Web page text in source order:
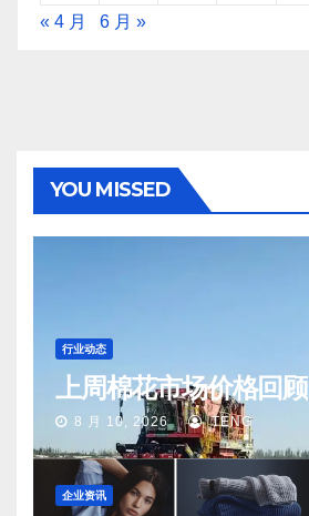
« 4 月 6 月 »
YOU MISSED
行业动态
上周棉花市场价格回顾
8 月 10, 2026 TENG
企业资讯